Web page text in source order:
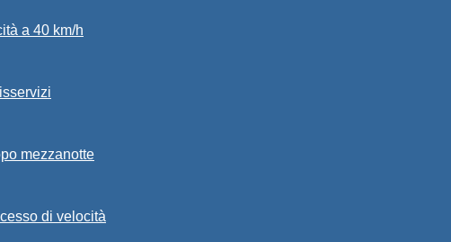
a 40 km/h
mezzanotte
di velocità